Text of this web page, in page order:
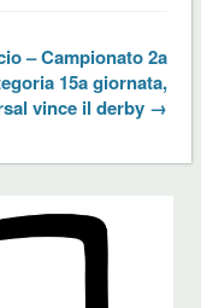
– Campionato 2a
15a giornata,
vince il derby →